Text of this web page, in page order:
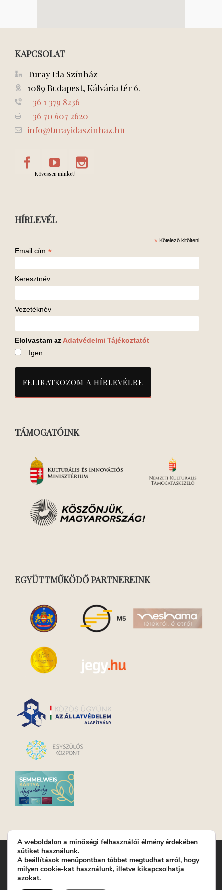
KAPCSOLAT
Turay Ida Színház
1089 Budapest, Kálvária tér 6.
+36 1 379 8236
+36 70 607 2620
info@turayidaszinhaz.hu
Kövessen minket!
HÍRLEVÉL
* Kötelező kitölteni
Email cím *
Keresztnév
Vezetéknév
Elolvastam az Adatvédelmi Tájékoztatót
Igen
TÁMOGATÓINK
EGYÜTTMŰKÖDŐ PARTNEREINK
Turay Ida Színház Közhasznú Nonprofit Kft. | Működési
helyszín: Turay Ida Színház 1089 Budapest, Kálvária tér 6. |
Levelezési cím: 1089 Budapest, Kálvária tér 14. | Titkárság:
A weboldalon a minőségi felhasználói élmény érdekében
sütiket használunk.
A beállítások menüpontban többet megtudhat arról, hogy
milyen cookie-kat használunk, illetve kikapcsolhatja
azokat.